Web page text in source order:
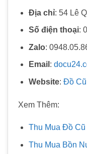
Địa chỉ: 54 Lê
Số điện thoại:
Zalo:
Email :
Website: Đồ Cũ
Xem Thêm:
Thu Mua Đồ Cũ
Thu Mua Bồn